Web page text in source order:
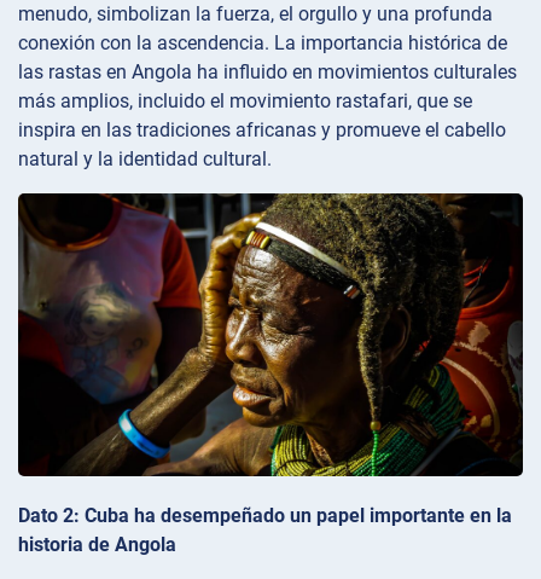
menudo, simbolizan la fuerza, el orgullo y una profunda
conexión con la ascendencia. La importancia histórica de
las rastas en Angola ha influido en movimientos culturales
más amplios, incluido el movimiento rastafari, que se
inspira en las tradiciones africanas y promueve el cabello
natural y la identidad cultural.
Dato 2: Cuba ha desempeñado un papel importante en la
historia de Angola